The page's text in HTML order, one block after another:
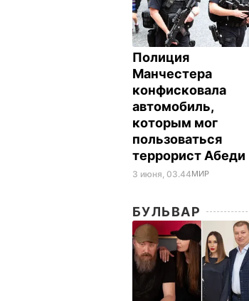
Полиция
Манчестера
конфисковала
автомобиль,
которым мог
пользоваться
террорист Абеди
3 июня, 03.44МИР
БУЛЬВАР